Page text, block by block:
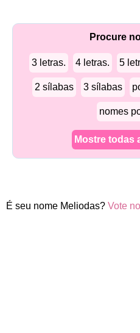
Procure
3 letras. 4 letras. 5
2 sílabas 3 sílabas
nomes
Mostre todas
É seu nome Meliodas? Vote